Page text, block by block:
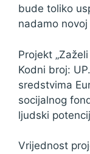
bude toliko
nadamo
Projekt
Kodni broj:
sredstvima
socijalnog
ljudski
Vrijednost